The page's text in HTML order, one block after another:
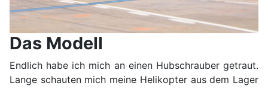
Das Modell
Endlich habe ich mich an einen Hubschrauber getraut.
Lange schauten mich meine Helikopter aus dem Lager